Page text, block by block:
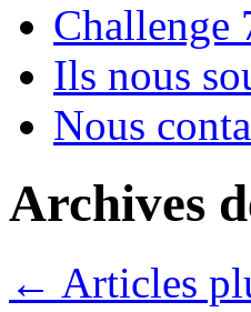
Challenge
Ils nous
Nous
Archives
← Articles